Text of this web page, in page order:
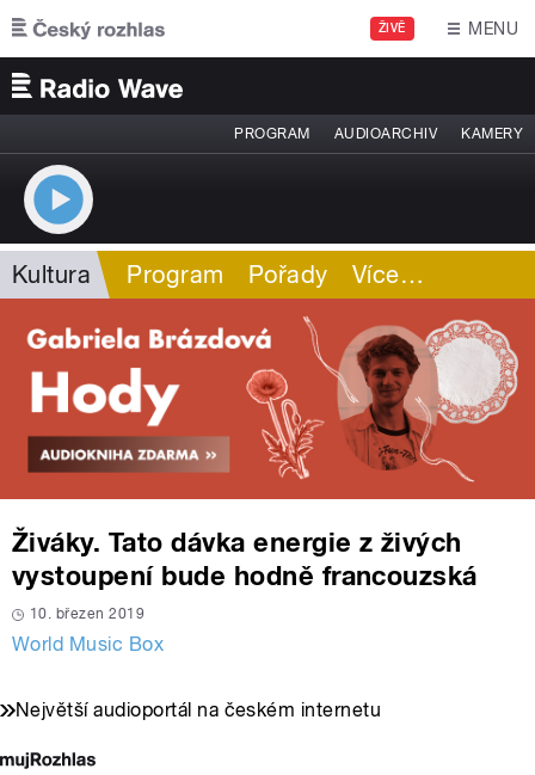
Přejít k hlavnímu obsahu
ŽIVĚ MENU
PROGRAM AUDIOARCHIV KAMERY
Kultura Program Pořady Více…
Živáky. Tato dávka energie z živých
vystoupení bude hodně francouzská
10. březen 2019
World Music Box
Největší audioportál na českém internetu